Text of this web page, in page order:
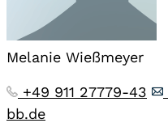
Melanie Wießmeyer
+49 911 27779-43
bb.de